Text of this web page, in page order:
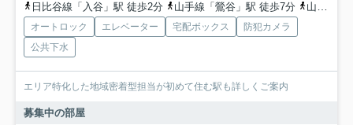
日比谷線「入谷」駅 徒歩2分
山手線「鶯谷」駅 徒歩7分 山手線「上野」駅 徒歩11分
オートロック エレベーター 宅配ボックス
防犯カメラ
公共下水
エリア特化した地域密着型担当が初めて住む駅も詳しくご案内
募集中の部屋